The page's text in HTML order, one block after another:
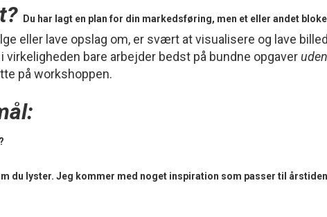
Du har lagt en plan for din markedsføring, men et eller andet
eller lave opslag om, er svært at visualisere og lave
virkeligheden bare arbejder bedst på bundne opgaver
på workshoppen.
du lyster. Jeg kommer med noget inspiration som passer til